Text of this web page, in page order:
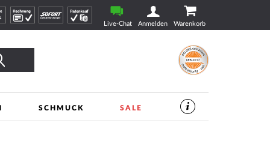
Live-Chat
Anmelden Warenkorb
SCHMUCK SALE
SERVICES
IM